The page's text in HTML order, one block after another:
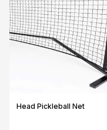
Head Pickleball Net